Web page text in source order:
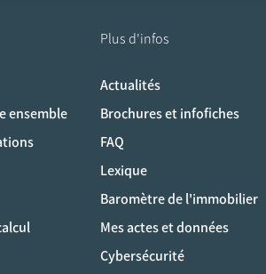
ensemble
Plus d'infos
Actualités
Brochures et infofiches
FAQ
Lexique
Baromètre de l'immobilier
Mes actes et données
Cybersécurité